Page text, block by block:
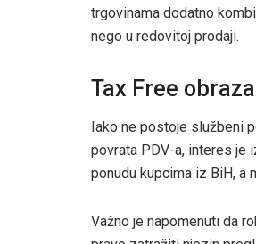
trgovinama dodatno
nego u redovitoj prodaji.
Tax Free
Iako ne postoje službeni
povrata PDV-a, interes je
ponudu kupcima iz BiH, a
Važno je napomenuti da